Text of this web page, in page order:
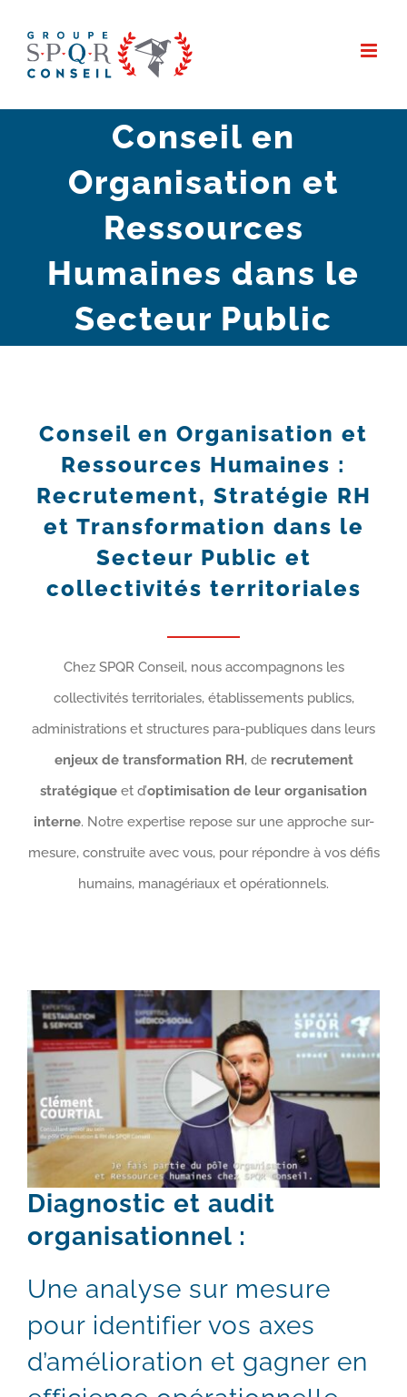
contenu
Conseil en
Organisation et
Ressources
Humaines dans le
Secteur Public
Conseil en Organisation et
Ressources Humaines :
Recrutement, Stratégie RH
et Transformation dans le
Secteur Public et
collectivités territoriales
Chez SPQR Conseil, nous accompagnons les
collectivités territoriales, établissements publics,
administrations et structures para-publiques dans leurs
enjeux de transformation RH, de recrutement
stratégique et d’optimisation de leur organisation
interne. Notre expertise repose sur une approche sur-
mesure, construite avec vous, pour répondre à vos défis
humains, managériaux et opérationnels.
Diagnostic et audit
organisationnel :
Une analyse sur mesure
pour identifier vos axes
d’amélioration et gagner en